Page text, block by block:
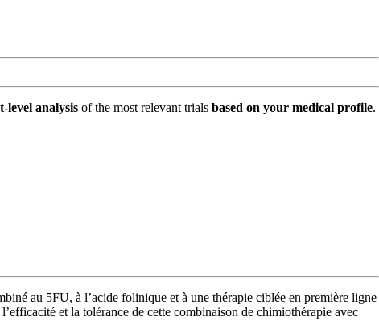
level analysis of the most relevant trials based on your medical profile.
au 5FU, à l’acide folinique et à une thérapie ciblée en première ligne
et la tolérance de cette combinaison de chimiothérapie avec